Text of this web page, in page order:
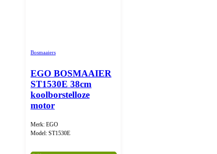
Bosmaaiers
EGO BOSMAAIER
ST1530E 38cm
koolborstelloze
motor
Merk: EGO
Model: ST1530E